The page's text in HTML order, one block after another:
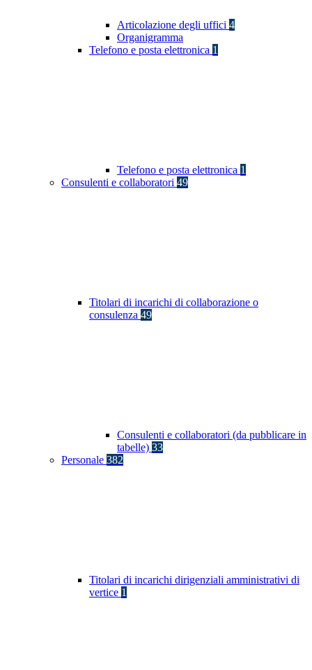
Articolazione degli uffici 4
Organigramma
Telefono e posta elettronica 1
Telefono e posta elettronica 1
Consulenti e collaboratori 49
Titolari di incarichi di collaborazione o
consulenza 49
Consulenti e collaboratori (da pubblicare in
tabelle) 33
Personale 382
Titolari di incarichi dirigenziali amministrativi di
vertice 1